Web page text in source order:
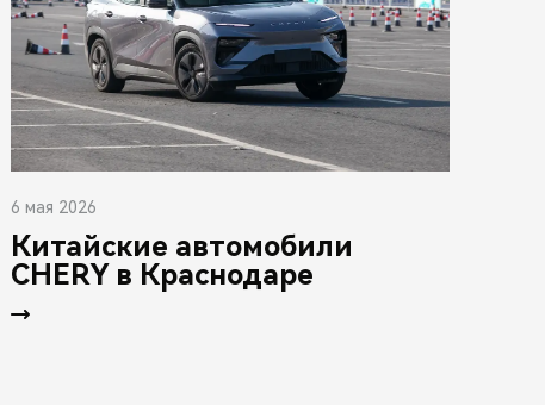
6 мая 2026
Китайские автомобили
CHERY в Краснодаре